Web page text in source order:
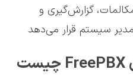
گزارش‌گیری و
سیستم قرار می‌دهد
امکانات و قابلیت‌های FreePBX چیست